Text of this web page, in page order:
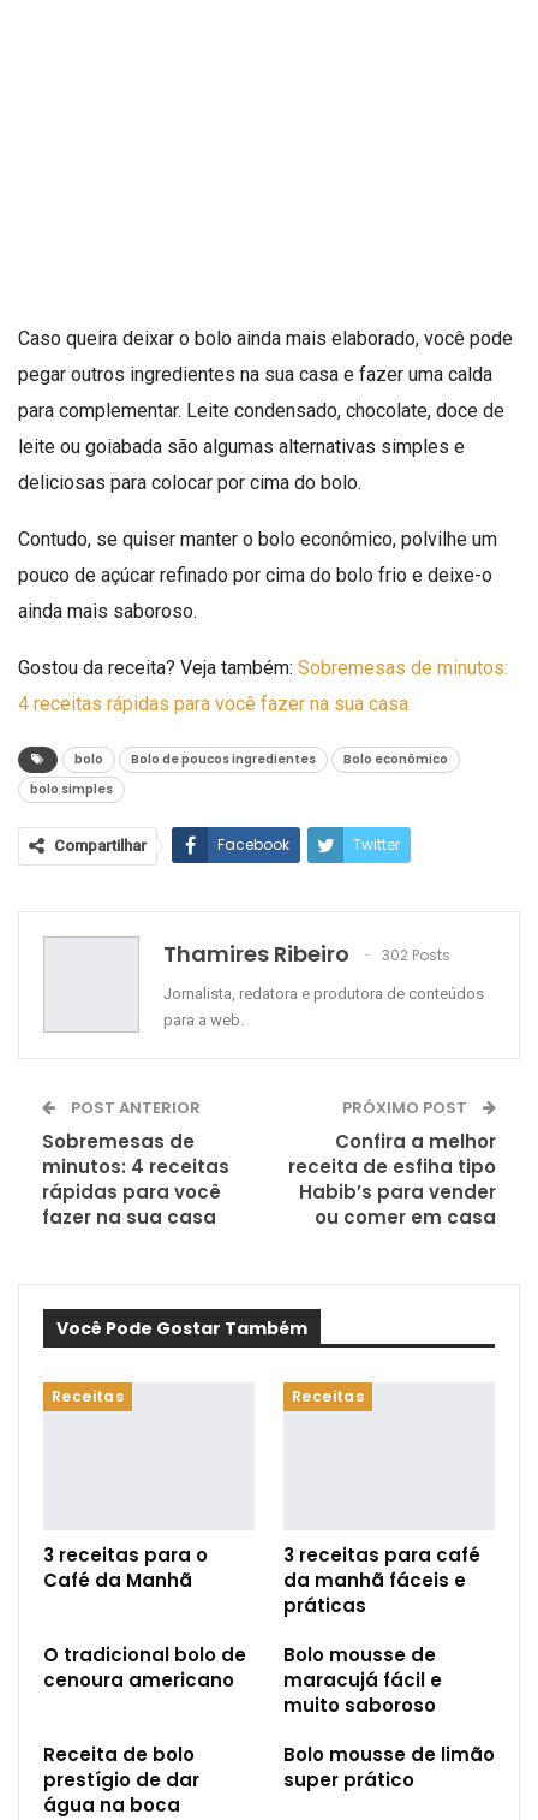
Caso queira deixar o bolo ainda mais elaborado, você pode
pegar outros ingredientes na sua casa e fazer uma calda
para complementar. Leite condensado, chocolate, doce de
leite ou goiabada são algumas alternativas simples e
deliciosas para colocar por cima do bolo.
Contudo, se quiser manter o bolo econômico, polvilhe um
pouco de açúcar refinado por cima do bolo frio e deixe-o
ainda mais saboroso.
Gostou da receita? Veja também: Sobremesas de minutos:
4 receitas rápidas para você fazer na sua casa
bolo Bolo de poucos ingredientes
Bolo econômico
bolo simples
Compartilhar Facebook Twitter
WhatsApp
Thamires Ribeiro 302 Posts
Jornalista, redatora e produtora de conteúdos
para a web.
POST ANTERIOR
Sobremesas de
minutos: 4 receitas
rápidas para você
fazer na sua casa
PRÓXIMO POST
Confira a melhor
receita de esfiha tipo
Habib’s para vender
ou comer em casa
Você Pode Gostar Também
Receitas
3 receitas para o
Café da Manhã
Receitas
3 receitas para café
da manhã fáceis e
práticas
O tradicional bolo de
cenoura americano
Bolo mousse de
maracujá fácil e
muito saboroso
Receita de bolo
prestígio de dar
água na boca
Bolo mousse de limão
super prático